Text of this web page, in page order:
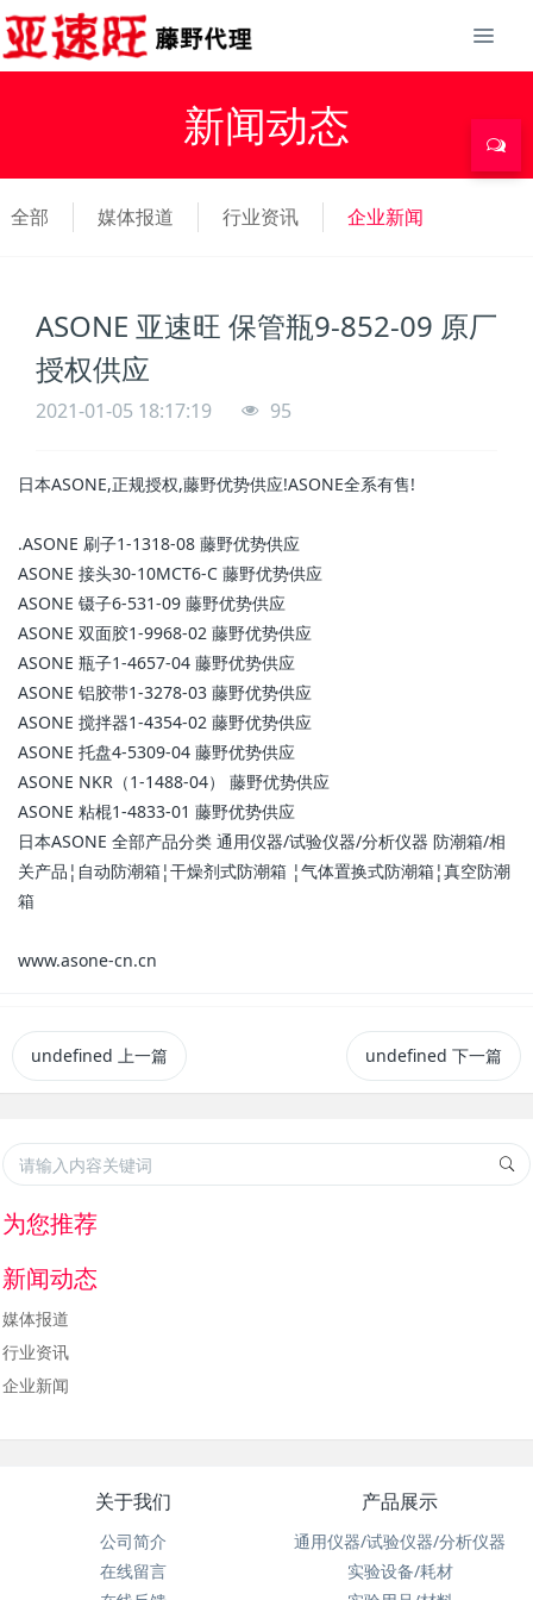
新闻动态
全部 媒体报道 行业资讯 企业新闻
ASONE 亚速旺 保管瓶9-852-09 原厂
授权供应
2021-01-05 18:17:19 95
日本ASONE,正规授权,藤野优势供应!ASONE全系有售!
.ASONE 刷子1-1318-08 藤野优势供应
ASONE 接头30-10MCT6-C 藤野优势供应
ASONE 镊子6-531-09 藤野优势供应
ASONE 双面胶1-9968-02 藤野优势供应
ASONE 瓶子1-4657-04 藤野优势供应
ASONE 铝胶带1-3278-03 藤野优势供应
ASONE 搅拌器1-4354-02 藤野优势供应
ASONE 托盘4-5309-04 藤野优势供应
ASONE NKR（1-1488-04） 藤野优势供应
ASONE 粘棍1-4833-01 藤野优势供应
日本ASONE 全部产品分类 通用仪器/试验仪器/分析仪器 防潮箱/相
关产品¦自动防潮箱¦干燥剂式防潮箱 ¦气体置换式防潮箱¦真空防潮
箱
www.asone-cn.cn
undefined 上一篇 undefined 下一篇
为您推荐
新闻动态
媒体报道
行业资讯
企业新闻
关于我们
公司简介
在线留言
产品展示
通用仪器/试验仪器/分析仪器
实验设备/耗材